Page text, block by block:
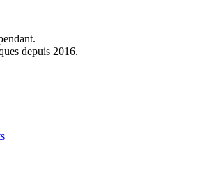
depuis 2016.